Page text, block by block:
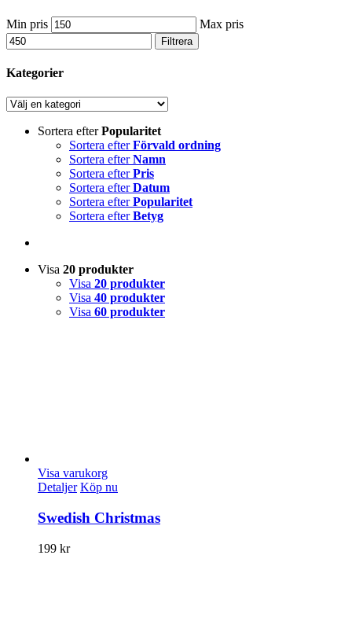
Min pris Max pris
Filtrera
Kategorier
Sortera efterPopularitet
Sortera efterFörvald ordning
Sortera efterNamn
Sortera efterPris
Sortera efterDatum
Sortera efterPopularitet
Sortera efterBetyg
Visa 20 produkter
Visa 20 produkter
Visa 40 produkter
Visa 60 produkter
Visa varukorg
Detaljer Köp nu
Swedish Christmas
199 kr